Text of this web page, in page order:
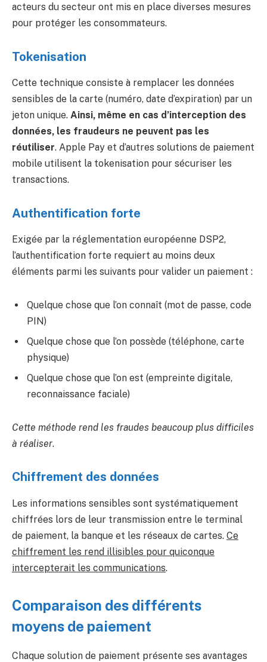
acteurs du secteur ont mis en place diverses mesures
pour protéger les consommateurs.
Tokenisation
Cette technique consiste à remplacer les données
sensibles de la carte (numéro, date d’expiration) par un
jeton unique. Ainsi, même en cas d’interception des
données, les fraudeurs ne peuvent pas les
réutiliser. Apple Pay et d’autres solutions de paiement
mobile utilisent la tokenisation pour sécuriser les
transactions.
Authentification forte
Exigée par la réglementation européenne DSP2,
l’authentification forte requiert au moins deux
éléments parmi les suivants pour valider un paiement :
Quelque chose que l’on connaît (mot de passe, code
PIN)
Quelque chose que l’on possède (téléphone, carte
physique)
Quelque chose que l’on est (empreinte digitale,
reconnaissance faciale)
Cette méthode rend les fraudes beaucoup plus difficiles
à réaliser.
Chiffrement des données
Les informations sensibles sont systématiquement
chiffrées lors de leur transmission entre le terminal
de paiement, la banque et les réseaux de cartes. Ce
chiffrement les rend illisibles pour quiconque
intercepterait les communications.
Comparaison des différents
moyens de paiement
Chaque solution de paiement présente ses avantages